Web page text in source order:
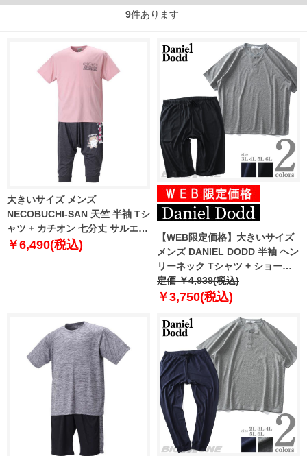
9件あります
大きいサイズ メンズ
NECOBUCHI-SAN 天竺 半袖 Tシ
ャツ + カチオン 七分丈 サルエル
パンツ ピンク × ブラック杢
￥6,490(税込)
【WEB限定価格】大きいサイズ
メンズ DANIEL DODD 半袖 ヘン
リーネック Tシャツ + ショーツ
上下セット azts-210201
定価 ￥4,939(税込)
￥3,750(税込)